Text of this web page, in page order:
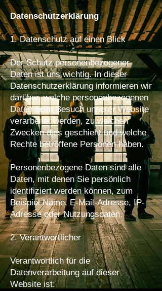
Datenschutzerklärung
1. Datenschutz auf einen Blick
Der Schutz personenbezogener
Daten ist uns wichtig. In dieser
Datenschutzerklärung informieren wir
darüber, welche personenbezogenen
Daten beim Besuch unserer Website
verarbeitet werden, zu welchen
Zwecken dies geschieht und welche
Rechte betroffene Personen haben.
Personenbezogene Daten sind alle
Daten, mit denen Sie persönlich
identifiziert werden können, zum
Beispiel Name, E-Mail-Adresse, IP-
Adresse oder Nutzungsdaten.
2. Verantwortlicher
Verantwortlich für die
Datenverarbeitung auf dieser
Website ist: